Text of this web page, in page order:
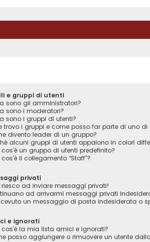
e gruppi di utenti
sono gli amministratori?
sono i moderatori?
sono i gruppi di utenti?
trovo i gruppi e come posso far parte di uno di
divento leader di un gruppo?
alcuni gruppi di utenti appaiono in colori
cos’è un gruppo di utenti predefinito?
il collegamento “Staff”?
privati
riesco ad inviare messaggi privati!
ad arrivarmi messaggi privati
un messaggio di posta indesiderata o
e ignorati
cos’è la mia lista amici e ignorati?
posso aggiungere o rimuovere un utente